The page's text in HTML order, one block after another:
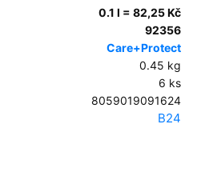
0.1 l = 82,25 Kč
92356
Care+Protect
0.45 kg
6 ks
8059019091624
B24